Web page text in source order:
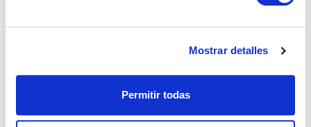
Mostrar detalles
Permitir todas